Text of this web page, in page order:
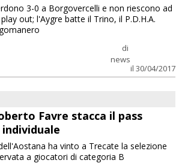
di
news
il 30/04/2017
3-0 a Borgovercelli e non riescono ad
out; l'Aygre batte il Trino, il P.D.H.A.
Favre stacca il pass
ha vinto a Trecate la selezione
a giocatori di categoria B